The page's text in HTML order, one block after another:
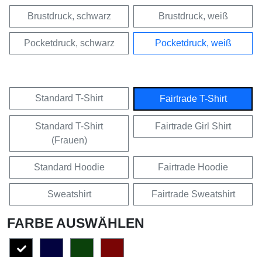
Brustdruck, schwarz Brustdruck, weiß
Pocketdruck, schwarz Pocketdruck, weiß
Standard T-Shirt Fairtrade T-Shirt
Standard T-Shirt
(Frauen)
Fairtrade Girl Shirt
Standard Hoodie Fairtrade Hoodie
Sweatshirt Fairtrade Sweatshirt
FARBE AUSWÄHLEN